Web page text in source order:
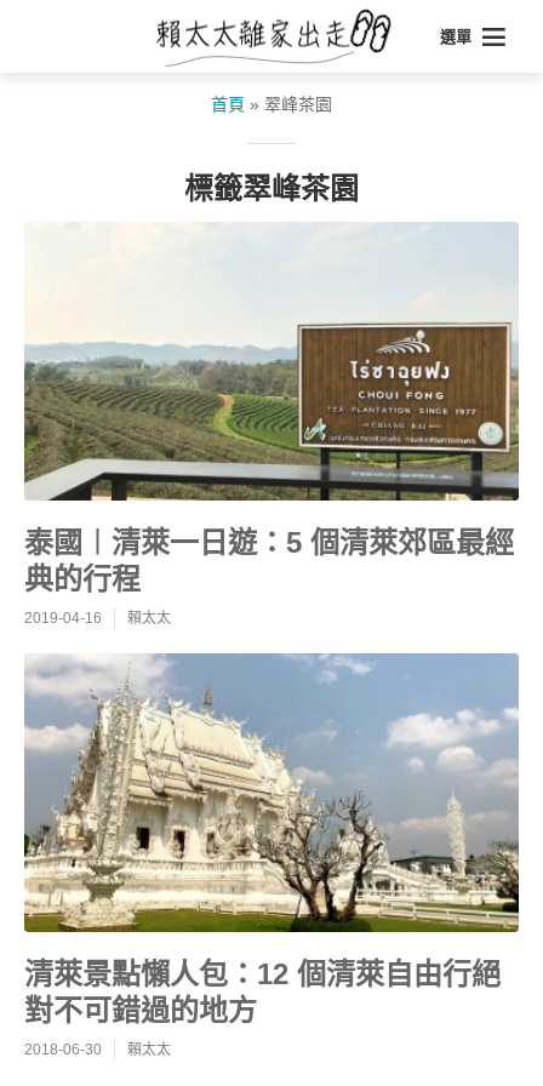
選單
首頁 » 翠峰茶園
標籤翠峰茶園
泰國︱清萊一日遊：5 個清萊郊區最經
典的行程
2019-04-16 賴太太
清萊景點懶人包：12 個清萊自由行絕
對不可錯過的地方
2018-06-30 賴太太